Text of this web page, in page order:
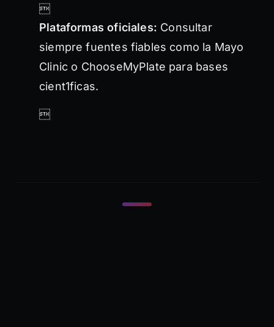

Plataformas oficiales: Consultar
siempre fuentes fiables como la Mayo
Clinic o ChooseMyPlate para bases
cient1ficas.
